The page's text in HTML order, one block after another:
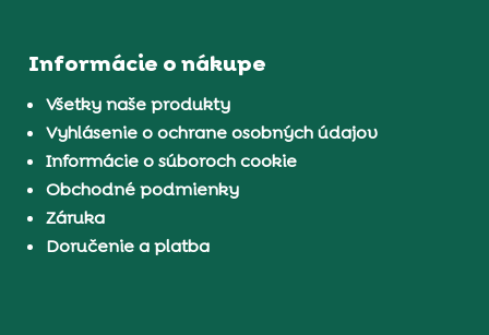
Informácie o nákupe
Všetky naše produkty
Vyhlásenie o ochrane osobných údajov
Informácie o súboroch cookie
Obchodné podmienky
Záruka
Doručenie a platba